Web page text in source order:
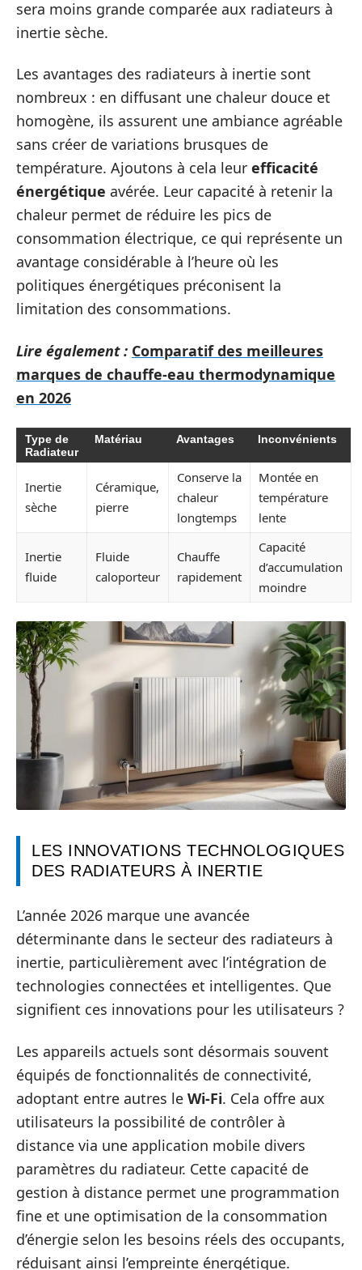
sera moins grande comparée aux radiateurs à
inertie sèche.
Les avantages des radiateurs à inertie sont
nombreux : en diffusant une chaleur douce et
homogène, ils assurent une ambiance agréable
sans créer de variations brusques de
température. Ajoutons à cela leur efficacité
énergétique avérée. Leur capacité à retenir la
chaleur permet de réduire les pics de
consommation électrique, ce qui représente un
avantage considérable à l’heure où les
politiques énergétiques préconisent la
limitation des consommations.
Lire également : Comparatif des meilleures
marques de chauffe-eau thermodynamique
en 2026
Type de
Radiateur
Matériau Avantages Inconvénients
Inertie
sèche
Céramique,
pierre
Conserve la
chaleur
longtemps
Montée en
température
lente
Inertie
fluide
Fluide
caloporteur
Chauffe
rapidement
Capacité
d’accumulation
moindre
LES INNOVATIONS TECHNOLOGIQUES
DES RADIATEURS À INERTIE
L’année 2026 marque une avancée
déterminante dans le secteur des radiateurs à
inertie, particulièrement avec l’intégration de
technologies connectées et intelligentes. Que
signifient ces innovations pour les utilisateurs ?
Les appareils actuels sont désormais souvent
équipés de fonctionnalités de connectivité,
adoptant entre autres le Wi-Fi. Cela offre aux
utilisateurs la possibilité de contrôler à
distance via une application mobile divers
paramètres du radiateur. Cette capacité de
gestion à distance permet une programmation
fine et une optimisation de la consommation
d’énergie selon les besoins réels des occupants,
réduisant ainsi l’empreinte énergétique.